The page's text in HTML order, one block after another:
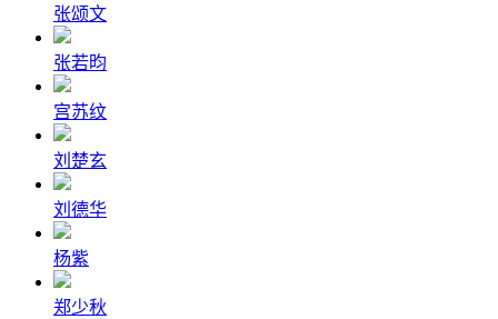
张颂文
张若昀
宫苏纹
刘楚玄
刘德华
杨紫
郑少秋